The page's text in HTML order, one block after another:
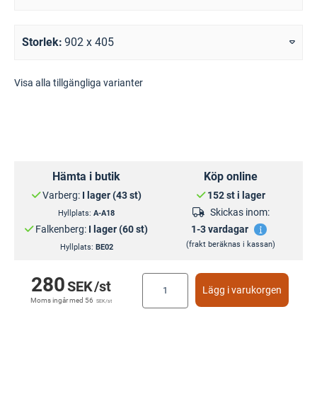
Storlek 902 x 405
Visa alla tillgängliga varianter
Hämta i butik
Varberg: I lager (43 st)
Hyllplats: A-A18
Falkenberg: I lager (60 st)
Hyllplats: BE02
Köp online
152 st i lager
Skickas inom:
1-3 vardagar
(frakt beräknas i kassan)
280SEK/st
Moms ingår med 56 SEK/st
Lägg i varukorgen